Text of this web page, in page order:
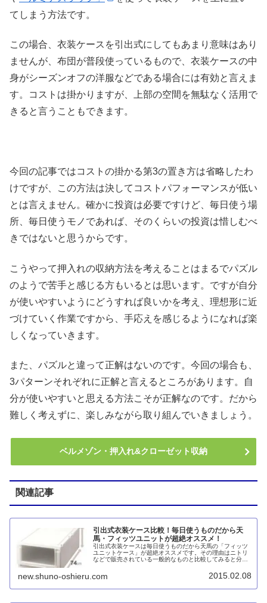
てしまう方法です。
この場合、衣装ケースを引出式にしてもあまり意味はあり
ませんが、布団が普段使っているもので、衣装ケースの中
身がシーズンオフの洋服などである場合には有効と言えま
す。コストは掛かりますが、上部の空間を無駄なく活用で
きると言うこともできます。
今回の記事ではコストの掛かる第3の置き方は省略したわ
けですが、この方法は決してコストパフォーマンスが低い
とは言えません。確かに投資は必要ですけど、毎日使う場
所、毎日使うモノであれば、そのくらいの投資は惜しむべ
きではないと思うからです。
こうやって押入れの収納方法を考えることはまるでパズル
のようで苦手と感じる方もいるとは思います。ですが自分
が使いやすいようにどうすれば良いかを考え、理想形に近
づけていく作業ですから、手応えを感じるようになれば楽
しくなっていきます。
また、パズルと違って正解はないのです。今回の場合も、
3パターンそれぞれに正解と言えるところがあります。自
分が使いやすいと思える方法こそが正解なのです。だから
難しく考えずに、楽しみながら取り組んでいきましょう。
ベルメゾン・押入れ&クローゼット収納
関連記事
引出式衣装ケース比較！毎日使うものだから天
馬・フィッツユニットが超絶オススメ！
引出式衣装ケースは毎日使うものだから天馬の「フィッツ
ユニットケース」が超絶オススメです。その理由はニトリ
などで販売されている一般的なものと比較してみると分か
で天板にアルミ補強枠が入っていて頑丈で変形しにくく、
ストレスなくスムーズに開閉できるので散らかりにくいの
new.shuno-oshieru.com 2015.02.08